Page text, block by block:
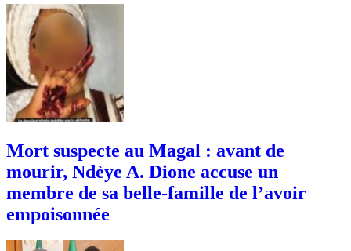
Mort suspecte au Magal : avant de
mourir, Ndèye A. Dione accuse un
membre de sa belle-famille de l’avoir
empoisonnée